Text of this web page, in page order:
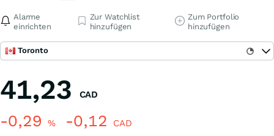
Alarme
einrichten
Zur Watchlist
hinzufügen
Zum Portfolio
hinzufügen
Toronto
41,23 CAD
-0,29 % -0,12 CAD